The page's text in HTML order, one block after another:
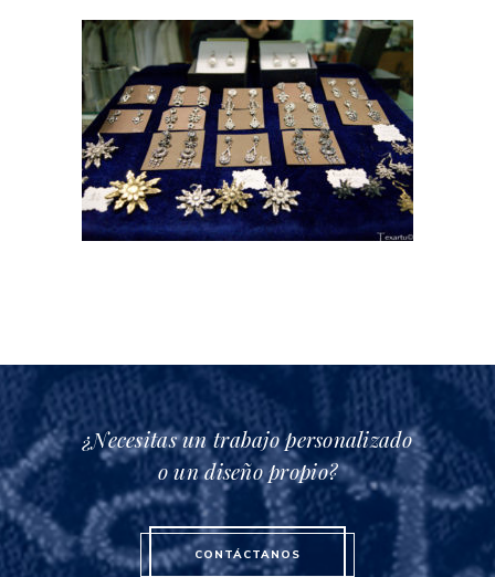
¿Necesitas un trabajo personalizado
o un diseño propio?
CONTÁCTANOS